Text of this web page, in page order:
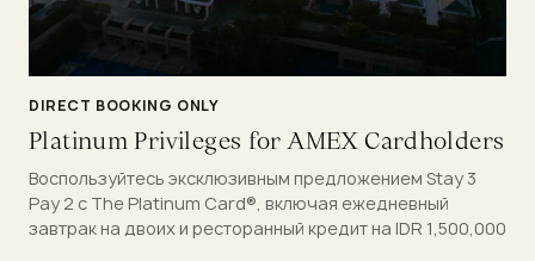
DIRECT BOOKING ONLY
Platinum Privileges for AMEX Cardholders
Воспользуйтесь эксклюзивным предложением Stay 3
Pay 2 с The Platinum Card®, включая ежедневный
завтрак на двоих и ресторанный кредит на IDR 1,500,000